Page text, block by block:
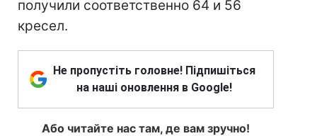
получили соответственно 64 и 56
кресел.
Не пропустіть головне! Підпишіться
на наші оновлення в Google!
Або читайте нас там, де вам зручно!